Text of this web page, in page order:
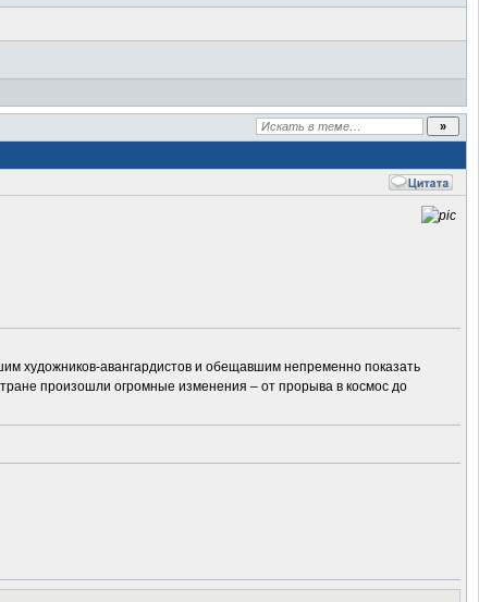
художников-авангардистов и обещавшим непременно показать
произошли огромные изменения – от прорыва в космос до